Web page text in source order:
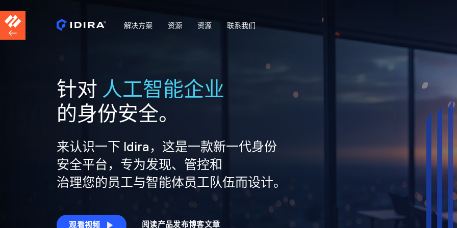
解决方案 资源 资源 联系我们
针对 人工智能企业
的身份安全。
来认识一下 Idira，这是一款新一代身份
安全平台，专为发现、管控和
治理您的员工与智能体员工队伍而设计。
观看视频 阅读产品发布博客文章